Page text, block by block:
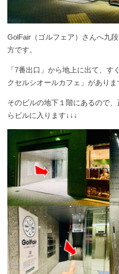
GolFair（ゴルフェア）さんへ九
方です。
「7番出口」から地上に出て、す
クセルシオールカフェ」がありま
そのビルの地下１階にあるので
らビルに入ります↓↓↓